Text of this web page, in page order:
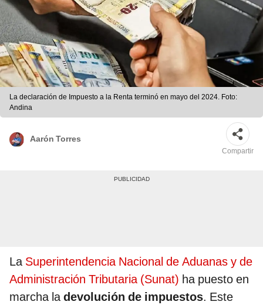
La declaración de Impuesto a la Renta terminó en mayo del 2024. Foto:
Andina
Aarón Torres
Compartir
LaSuperintendencia Nacional de Aduanas y de
Administración Tributaria (Sunat) ha puesto en
marcha ladevolución de impuestos. Este